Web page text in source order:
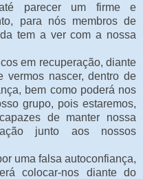
parecer um firme e
para nós membros de
tem a ver com a nossa
em recuperação, diante
vermos nascer, dentro de
bem como poderá nos
grupo, pois estaremos,
de manter nossa
junto aos nossos
uma falsa autoconfiança,
colocar-nos diante do